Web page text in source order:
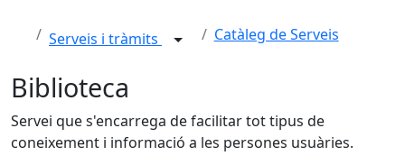
Serveis i tràmits Catàleg de Serveis
Biblioteca
Servei que s'encarrega de facilitar tot tipus de
coneixement i informació a les persones usuàries.